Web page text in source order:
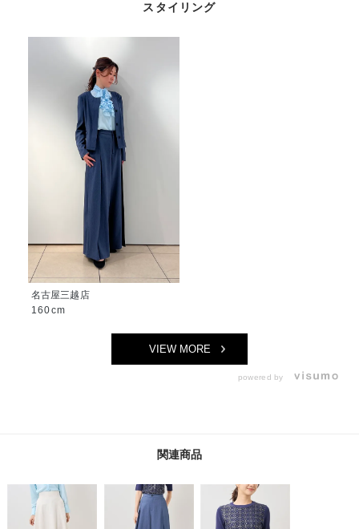
スタイリング
名古屋三越店
160cm
VIEW MORE
powered by
関連商品